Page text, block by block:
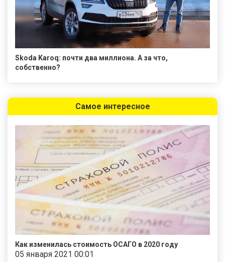
Skoda Karoq: почти два миллиона. А за что,
собственно?
Самое интересное
Как изменилась стоимость ОСАГО в 2020 году
05 января 2021 00:01